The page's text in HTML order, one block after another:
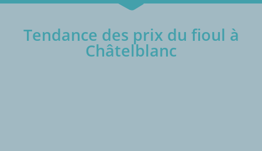
Tendance des prix du fioul à
Châtelblanc